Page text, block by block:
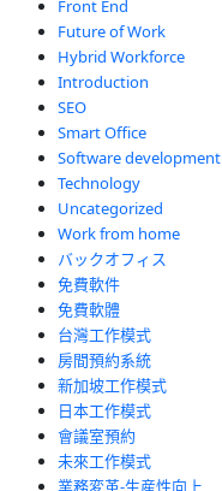
Front End
Future of Work
Hybrid Workforce
Introduction
SEO
Smart Office
Software development
Technology
Uncategorized
Work from home
バックオフィス
免費軟件
免費軟體
台灣工作模式
房間預約系統
新加坡工作模式
日本工作模式
會議室預約
未來工作模式
業務変革-生産性向上